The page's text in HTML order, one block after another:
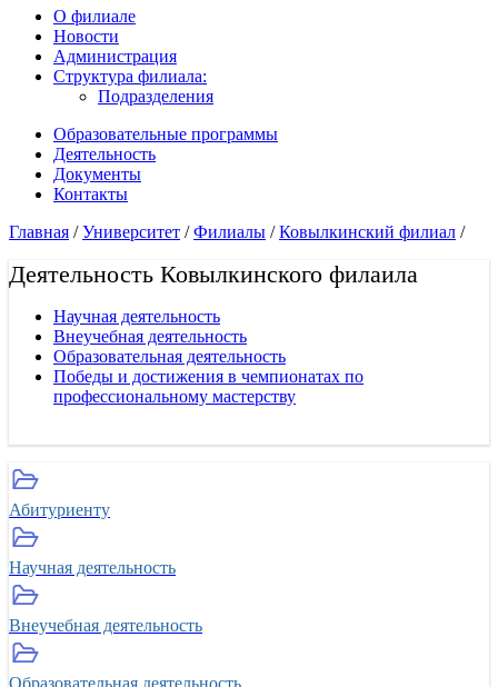
О филиале
Новости
Администрация
Структура филиала:
Подразделения
Образовательные программы
Деятельность
Документы
Контакты
Главная /Университет /Филиалы /Ковылкинский филиал /
Деятельность Ковылкинского филаила
Научная деятельность
Внеучебная деятельность
Образовательная деятельность
Победы и достижения в чемпионатах по
профессиональному мастерству
Абитуриенту
Научная деятельность
Внеучебная деятельность
Образовательная деятельность